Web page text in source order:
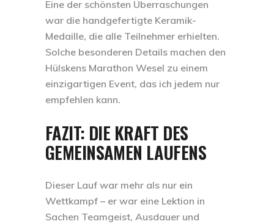
Eine der schönsten Überraschungen
war die handgefertigte Keramik-
Medaille, die alle Teilnehmer erhielten.
Solche besonderen Details machen den
Hülskens Marathon Wesel zu einem
einzigartigen Event, das ich jedem nur
empfehlen kann.
FAZIT: DIE KRAFT DES
GEMEINSAMEN LAUFENS
Dieser Lauf war mehr als nur ein
Wettkampf – er war eine Lektion in
Sachen Teamgeist, Ausdauer und